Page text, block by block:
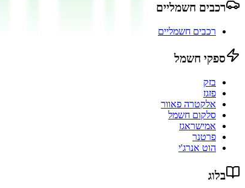
רכבים חשמליים
רכבים חשמליים
ספקי חשמל
בזק
פזגז
אלקטרה פאוור
סלקום חשמל
אמישראגז
פרטנר
הוט אנרג'י
בלוג